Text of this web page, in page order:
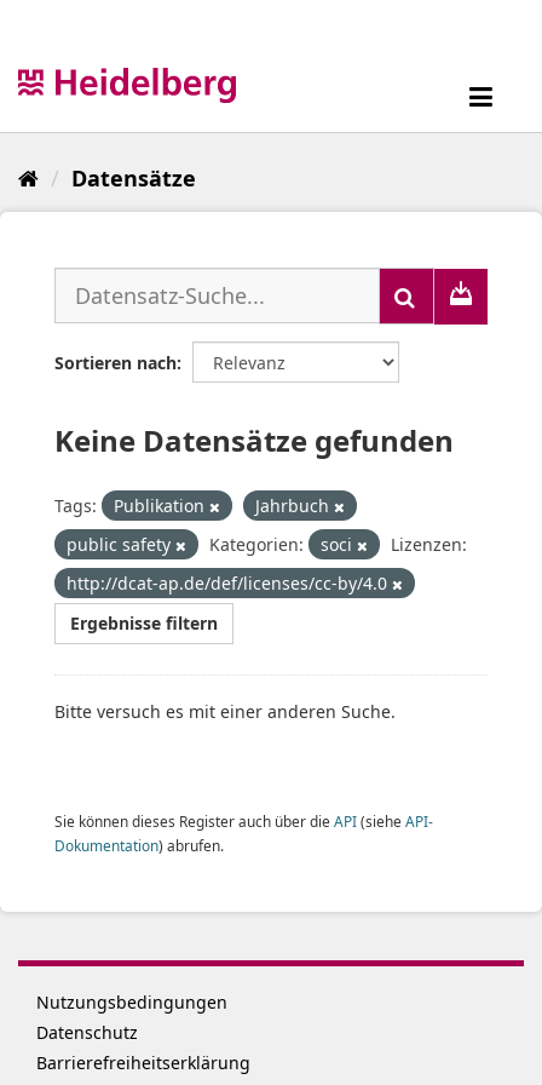
Datensätze
Sortieren nach
Keine Datensätze gefunden
Tags: Publikation
Jahrbuch
public safety
Kategorien: soci
Lizenzen:
http://dcat-ap.de/def/licenses/cc-by/4.0
Ergebnisse filtern
Bitte versuch es mit einer anderen Suche.
Sie können dieses Register auch über die API(siehe API-
Dokumentation) abrufen.
Nutzungsbedingungen
Datenschutz
Barrierefreiheitserklärung